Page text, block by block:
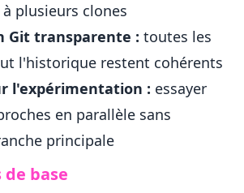
plusieurs clones
Git transparente : toutes les
l'historique restent cohérents
l'expérimentation : essayer
en parallèle sans
principale
base